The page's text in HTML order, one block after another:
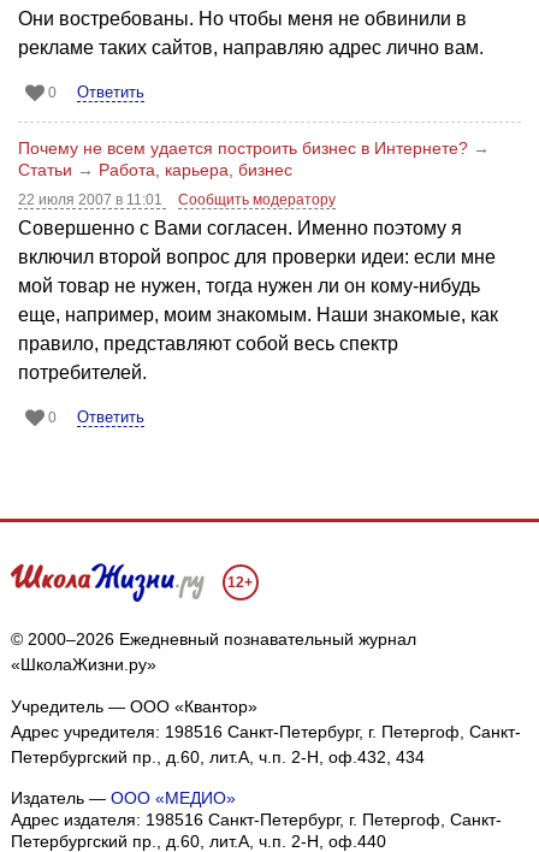
Они востребованы. Но чтобы меня не обвинили в
рекламе таких сайтов, направляю адрес лично вам.
0 Ответить
Почему не всем удается построить бизнес в Интернете? →
Статьи → Работа, карьера, бизнес
22 июля 2007 в 11:01 Сообщить модератору
Совершенно с Вами согласен. Именно поэтому я
включил второй вопрос для проверки идеи: если мне
мой товар не нужен, тогда нужен ли он кому-нибудь
еще, например, моим знакомым. Наши знакомые, как
правило, представляют собой весь спектр
потребителей.
0 Ответить
12+
© 2000–2026 Ежедневный познавательный журнал
«ШколаЖизни.ру»
Учредитель — ООО «Квантор»
Адрес учредителя: 198516 Санкт-Петербург, г. Петергоф, Санкт-
Петербургский пр., д.60, лит.А, ч.п. 2-Н, оф.432, 434
Издатель — ООО «МЕДИО»
Адрес издателя: 198516 Санкт-Петербург, г. Петергоф, Санкт-
Петербургский пр., д.60, лит.А, ч.п. 2-Н, оф.440